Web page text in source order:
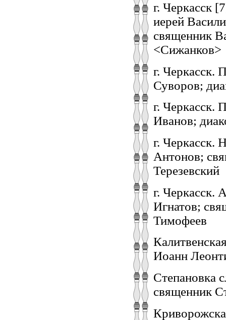
г. Черкасск
иерей
священник
<Сижанков>
г. Черкасск.
Суворов;
г. Черкасск.
Иванов;
г. Черкасск.
Антонов;
Терезевский
г. Черкасск.
Игнатов;
Тимофеев
Иоанн
Степановка
священник